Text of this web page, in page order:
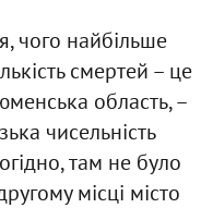
чого найбільше
смертей – це
область, –
чисельність
там не було
місці місто